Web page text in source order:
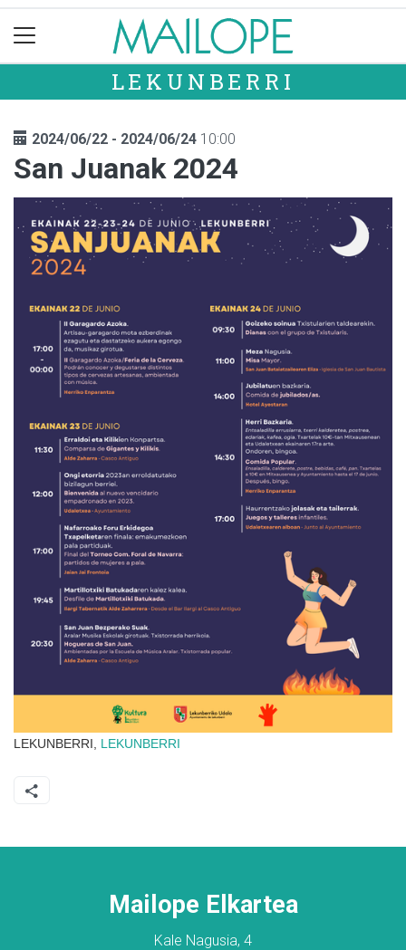
LEKUNBERRI
2024/06/22 - 2024/06/24 10:00
San Juanak 2024
LEKUNBERRI, LEKUNBERRI
Mailope Elkartea
Kale Nagusia, 4